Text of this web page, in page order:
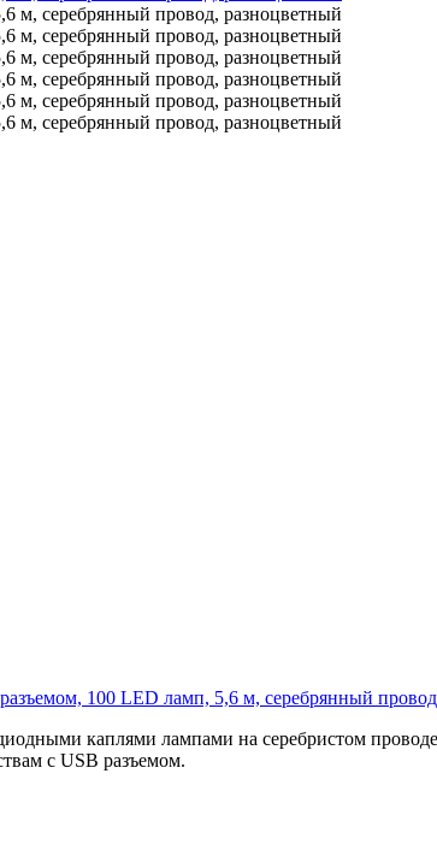
100 LED ламп, 5,6 м, серебрянный
каплями лампами на серебристом
с USB разъемом.